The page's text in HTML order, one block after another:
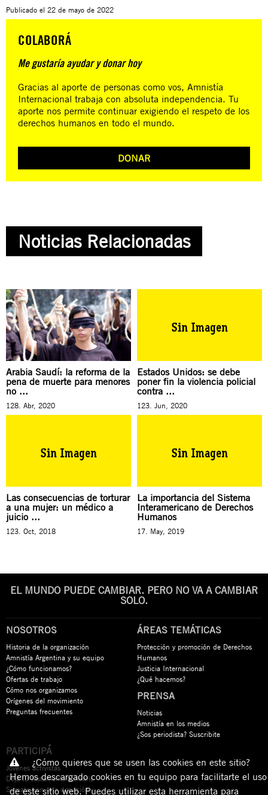
Publicado el 22 de mayo de 2022
COLABORÁ
Me gustaría ayudar y donar hoy
Gracias al aporte de personas como vos, Amnistía
Internacional trabaja con absoluta independencia. Tu
aporte nos permite continuar exigiendo el respeto de los
derechos humanos en todo el mundo.
DONAR
Noticias Relacionadas
Arabia Saudí: la reforma de la
pena de muerte para menores
no ...
128. Abr, 2020
Estados Unidos: se debe
poner fin la violencia policial
contra ...
123. Jun, 2020
Las consecuencias de torturar
a una mujer: un médico a
juicio ...
123. Oct, 2018
La importancia del Sistema
Interamericano de Derechos
Humanos
17. May, 2019
EL MUNDO PUEDE CAMBIAR. PERO NO VA A CAMBIAR
SOLO.
NOSOTROS
Historia de la organización
Amnistía Argentina y su equipo
¿Cómo funcionamos?
Ofertas de trabajo
Cómo nos organizamos
Orígenes del movimiento
Preguntas frecuentes
ÁREAS TEMÁTICAS
Protección y promoción de Derechos
Humanos
Justicia Internacional
¿Qué hacemos?
PRENSA
Noticias
Amnistía en los medios
¿Sos periodista? Suscribite
PARTICIPÁ
Jóvenes activistas
Dejá tu testamento solidario
Sumate con una donación
¿Cómo quieres que se usen las cookies en este sitio?
Hemos descargado cookies en tu equipo para facilitarte el uso
de este sitio web. Puedes utilizar esta herramienta para